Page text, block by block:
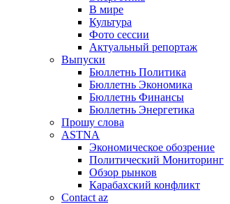
В мире
Культура
Фото сессии
Актуальный репортаж
Выпуски
Бюллетнь Политика
Бюллетнь Экономика
Бюллетнь Финансы
Бюллетнь Энергетика
Прошу слова
ASTNA
Экономическое обозрение
Политический Мониторинг
Обзор рынков
Карабахский конфликт
Contact az